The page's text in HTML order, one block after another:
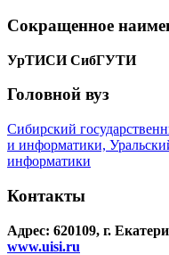
Сокращенное
УрТИСИ СибГУТИ
Головной вуз
Сибирский
и информатики,
информатики
Контакты
Адрес: 620109, г.
www.uisi.ru